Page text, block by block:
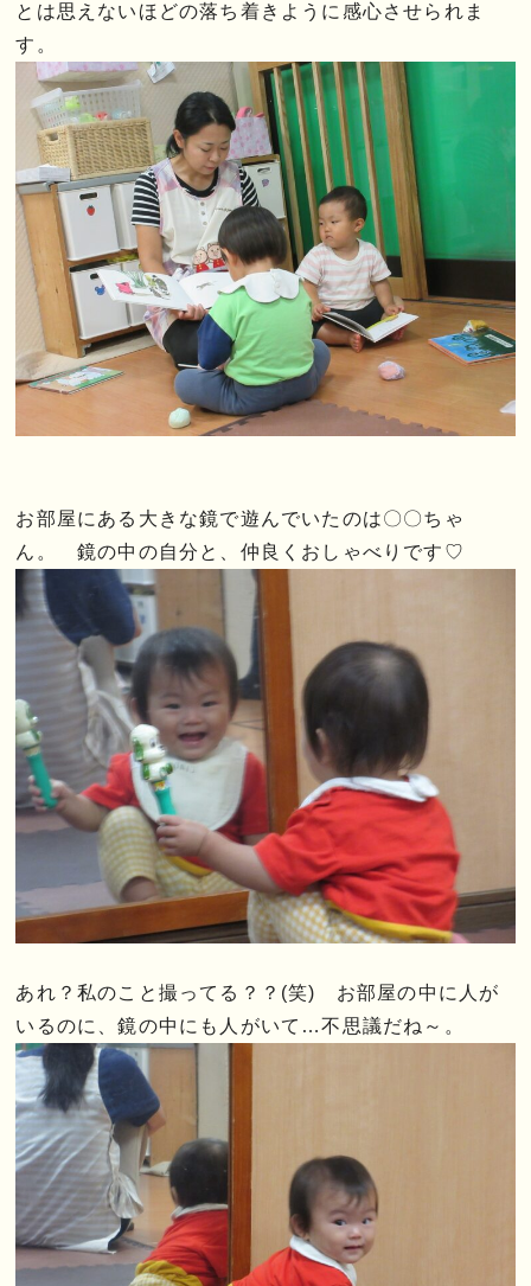
とは思えないほどの落ち着きように感心させられま
す。
お部屋にある大きな鏡で遊んでいたのは〇〇ちゃ
ん。 鏡の中の自分と、仲良くおしゃべりです♡
あれ？私のこと撮ってる？？(笑) お部屋の中に人が
いるのに、鏡の中にも人がいて…不思議だね～。